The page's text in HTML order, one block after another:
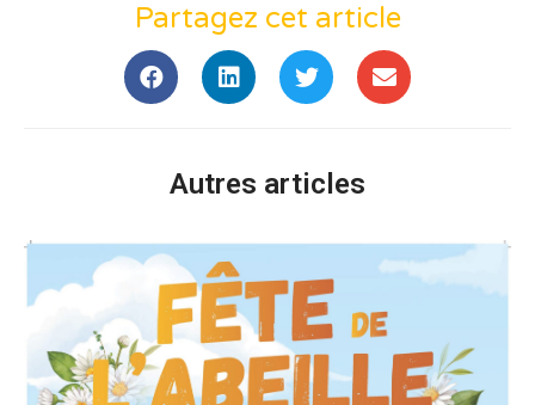
Partagez cet article
Autres articles